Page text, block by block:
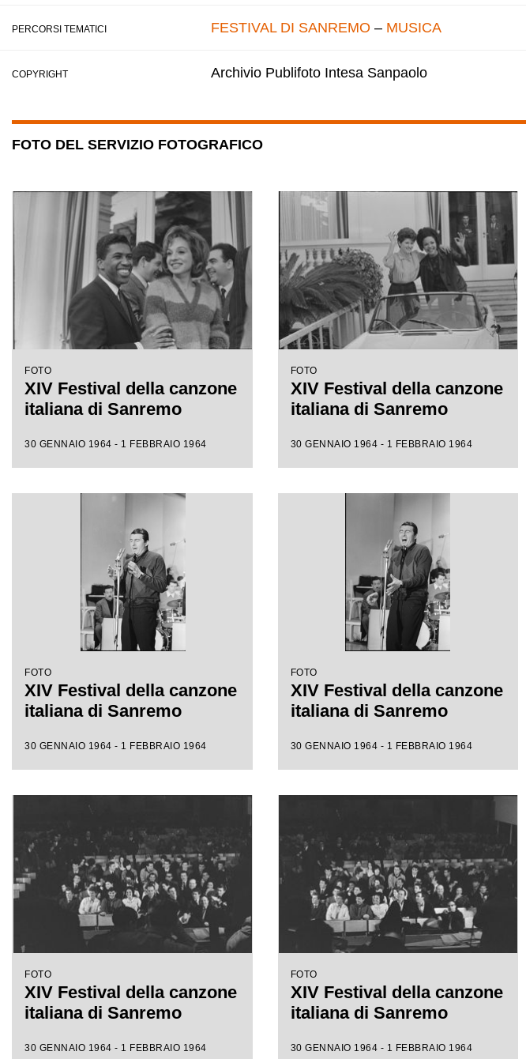
PERCORSI TEMATICI FESTIVAL DI SANREMO – MUSICA
COPYRIGHT Archivio Publifoto Intesa Sanpaolo
FOTO DEL SERVIZIO FOTOGRAFICO
FOTO
XIV Festival della canzone
italiana di Sanremo
30 GENNAIO 1964 - 1 FEBBRAIO 1964
FOTO
XIV Festival della canzone
italiana di Sanremo
30 GENNAIO 1964 - 1 FEBBRAIO 1964
FOTO
XIV Festival della canzone
italiana di Sanremo
30 GENNAIO 1964 - 1 FEBBRAIO 1964
FOTO
XIV Festival della canzone
italiana di Sanremo
30 GENNAIO 1964 - 1 FEBBRAIO 1964
FOTO
XIV Festival della canzone
italiana di Sanremo
30 GENNAIO 1964 - 1 FEBBRAIO 1964
FOTO
XIV Festival della canzone
italiana di Sanremo
30 GENNAIO 1964 - 1 FEBBRAIO 1964